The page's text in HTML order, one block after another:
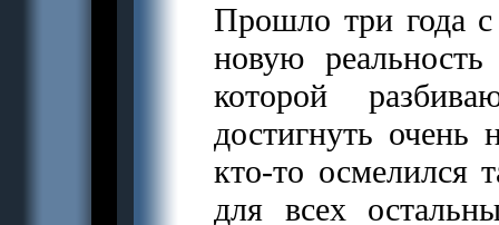
Прошло три года
новую
которой
достигнуть очень
кто-то осмелился
для всех